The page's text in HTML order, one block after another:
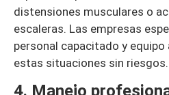
distensiones musculares o
escaleras. Las empresas
personal capacitado y equipo
estas situaciones sin riesgos.
4. Manejo